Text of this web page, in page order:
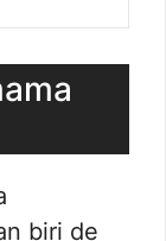
biri de